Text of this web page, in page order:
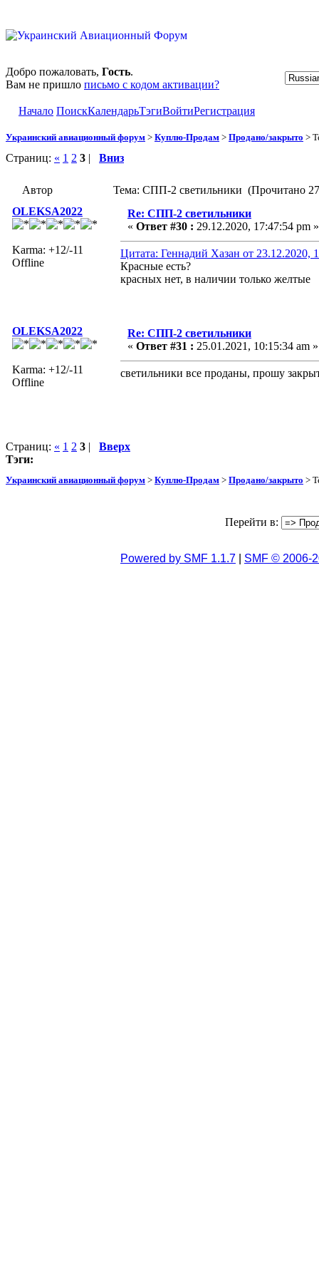
Добро пожаловать, Гость.
Вам не пришло письмо с кодом активации?
Начало ПоискКалендарьТэгиВойтиРегистрация
Украинский авиационный форум > Куплю-Продам > Продано/закрыто >
Страниц: « 1 2 3 | Вниз
Автор
Тема: СПП-2 светильники (Прочитано
OLEKSA2022
Karma: +12/-11
Offline
Re: СПП-2 светильники
« Ответ #30 : 29.12.2020, 17:47:54 pm »
Цитата: Геннадий Хазан от 23.12.2020,
Красные есть?
красных нет, в наличии только желтые
OLEKSA2022
Karma: +12/-11
Offline
Re: СПП-2 светильники
« Ответ #31 : 25.01.2021, 10:15:34 am »
светильники все проданы, прошу
Страниц: « 1 2 3 | Вверх
Тэги:
Украинский авиационный форум > Куплю-Продам > Продано/закрыто >
Перейти в:
Powered by SMF 1.1.7 SMF © 2006-